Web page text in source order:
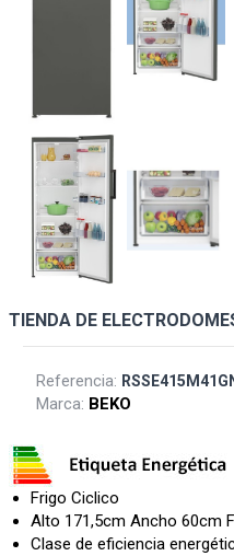
TIENDA DE
Referencia:
Marca: BEKO
Frigo Ciclico
Alto 171,5cm Ancho 60cm
Clase de eficiencia